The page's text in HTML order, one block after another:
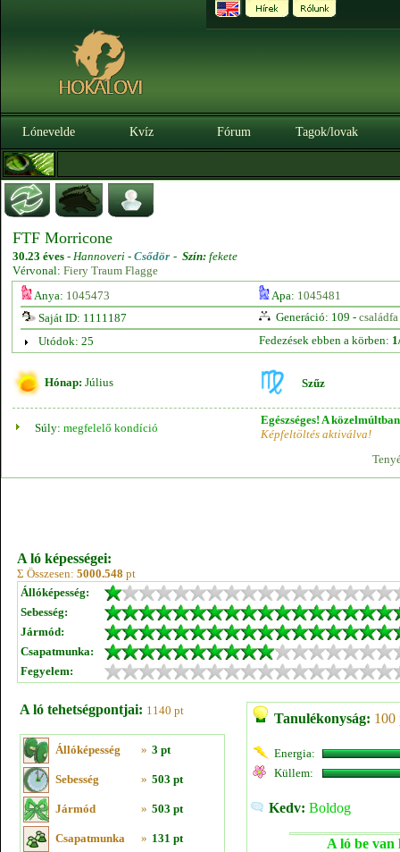
Lónevelde Kvíz Fórum Tagok/lovak
FTF Morricone
30.23 éves - Hannoveri - Csődör - Szín: fekete
Vérvonal: Fiery Traum Flagge
Anya: 1045473 Apa: 1045481
Saját ID: 1111187
Generáció: 109 - családfa
Utódok: 25
Fedezések ebben a körben:
Hónap: Július Szűz
Súly: megfelelő kondíció
Egészséges! A
Képfeltöltés aktiválva!
A ló képességei:
Σ Összesen: 5000.548 pt
Állóképesség:
Sebesség:
Jármód:
Csapatmunka:
Fegyelem:
A ló tehetségpontjai: 1140 pt
Állóképesség » 3 pt
Sebesség » 503 pt
Jármód » 503 pt
Csapatmunka » 131 pt
Tanulékonyság: 100
Energia:
Küllem:
Kedv: Boldog
A ló be van